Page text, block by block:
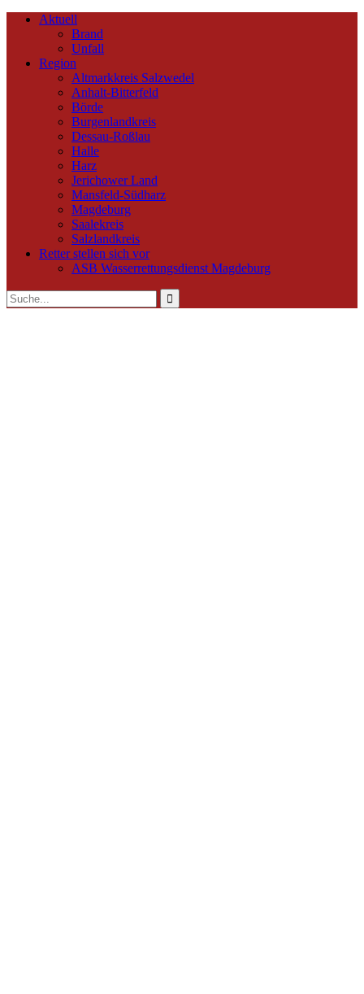
Aktuell
Brand
Unfall
Region
Altmarkkreis Salzwedel
Anhalt-Bitterfeld
Börde
Burgenlandkreis
Dessau-Roßlau
Halle
Harz
Jerichower Land
Mansfeld-Südharz
Magdeburg
Saalekreis
Salzlandkreis
Retter stellen sich vor
ASB Wasserrettungsdienst Magdeburg